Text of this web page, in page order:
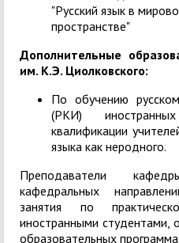
"Русский язык в
пространстве"
Дополнительные
им. К.Э. Циолковского:
По обучению
(РКИ)
квалификации
языка как неродного.
Преподаватели
кафедральных
занятия по
иностранными студентами,
образовательных